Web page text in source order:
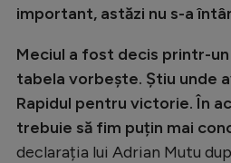
Intră în cont
Creează cont
important, astăzi nu s-a
Meciul a fost decis printr-
tabela vorbește. Știu unde
Rapidul pentru victorie. În
trebuie să fim puțin mai
declarația lui Adrian Mutu